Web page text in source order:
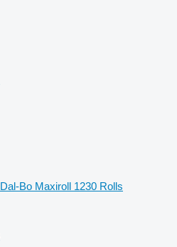
Dal-Bo Maxiroll 1230 Rolls